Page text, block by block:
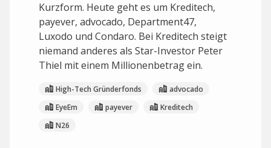
Kurzform. Heute geht es um Kreditech,
payever, advocado, Department47,
Luxodo und Condaro. Bei Kreditech steigt
niemand anderes als Star-Investor Peter
Thiel mit einem Millionenbetrag ein.
High-Tech Gründerfonds
advocado
EyeEm
payever
Kreditech
N26